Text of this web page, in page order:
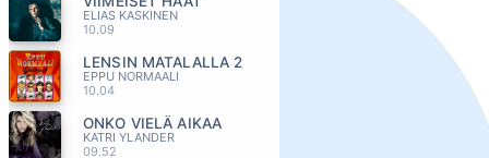
ELIAS KASKINEN
10.09
LENSIN MATALALLA 2
EPPU NORMAALI
10.04
ONKO VIELÄ AIKAA
KATRI YLANDER
09.52